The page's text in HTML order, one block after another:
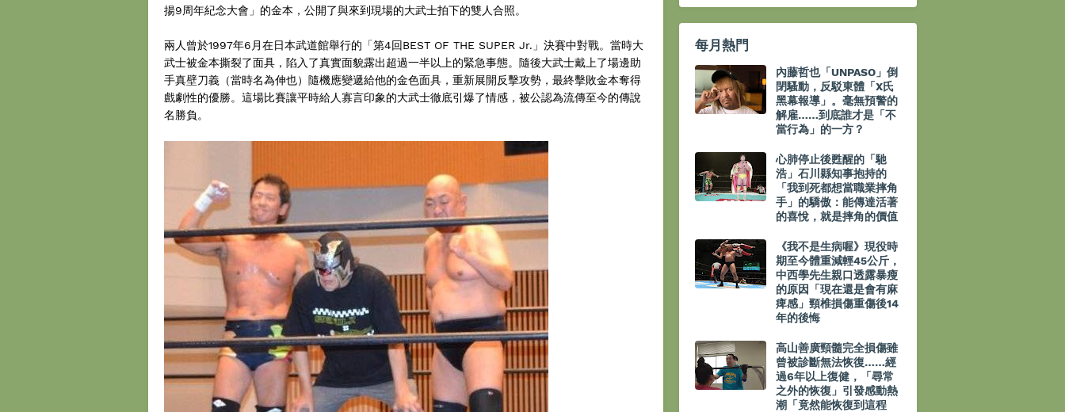
揚9周年紀念大會」的金本，公開了與來到現場的大武士拍下的雙人合照。
兩人曾於1997年6月在日本武道館舉行的「第4回BEST OF THE SUPER Jr.」決賽中對戰。當時大
武士被金本撕裂了面具，陷入了真實面貌露出超過一半以上的緊急事態。隨後大武士戴上了場邊助
手真壁刀義（當時名為伸也）隨機應變遞給他的金色面具，重新展開反擊攻勢，最終擊敗金本奪得
戲劇性的優勝。這場比賽讓平時給人寡言印象的大武士徹底引爆了情感，被公認為流傳至今的傳說
名勝負。
每月熱門
內藤哲也「UNPASO」倒
閉騷動，反駁東體「X氏
黑幕報導」。毫無預警的
解雇……到底誰才是「不
當行為」的一方？
心肺停止後甦醒的「馳
浩」石川縣知事抱持的
「我到死都想當職業摔角
手」的驕傲：能傳達活著
的喜悅，就是摔角的價值
《我不是生病喔》現役時
期至今體重減輕45公斤，
中西學先生親口透露暴瘦
的原因「現在還是會有麻
痺感」頸椎損傷重傷後14
年的後悔
高山善廣頸髓完全損傷雖
曾被診斷無法恢復……經
過6年以上復健，「尋常
之外的恢復」引發感動熱
潮「竟然能恢復到這程